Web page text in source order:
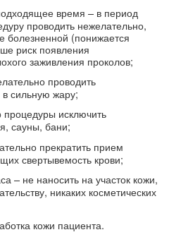
время – в период
проводить нежелательно,
болезненной (понижается
риск появления
заживления проколов;
проводить
сильную жару;
исключить
сауны, бани;
прекратить прием
свертывемость крови;
– не наносить на участок кожи,
никаких косметических
кожи пациента.